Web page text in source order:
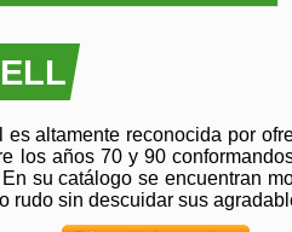
es altamente reconocida por
los años 70 y 90
su catálogo se encuentran
rudo sin descuidar sus